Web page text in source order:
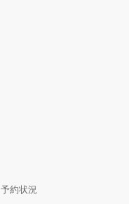
の更新について
生のための工学セミ
案内 (11/21)
いについて
古屋大学エンカレッ
金の周知について
約状況